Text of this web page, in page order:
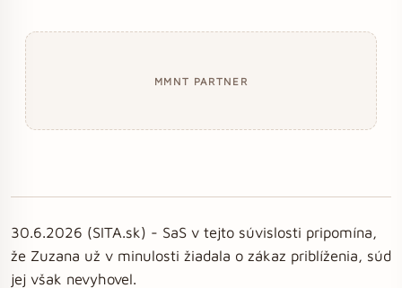
MMNT PARTNER
30.6.2026 (SITA.sk) - SaS v tejto súvislosti pripomína,
že Zuzana už v minulosti žiadala o zákaz priblíženia, súd
jej však nevyhovel.